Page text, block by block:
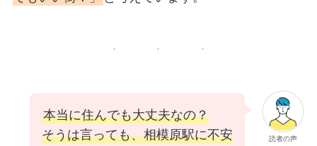
読者の声
本当に住んでも大丈夫なの？
そうは言っても、相模原駅に不安